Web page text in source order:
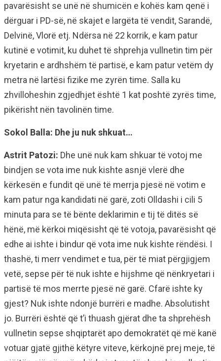
pavarësisht se unë në shumicën e kohës kam qenë i
dërguar i PD-së, në skajet e largëta të vendit, Sarandë,
Delvinë, Vlorë etj. Ndërsa në 22 korrik, e kam patur
kutinë e votimit, ku duhet të shprehja vullnetin tim për
kryetarin e ardhshëm të partisë, e kam patur vetëm dy
metra në lartësi fizike me zyrën time. Salla ku
zhvilloheshin zgjedhjet është 1 kat poshtë zyrës time,
pikërisht nën tavolinën time.
Sokol Balla: Dhe ju nuk shkuat…
Astrit Patozi: Dhe unë nuk kam shkuar të votoj me
bindjen se vota ime nuk kishte asnjë vlerë dhe
kërkesën e fundit që unë të merrja pjesë në votim e
kam patur nga kandidati në garë, zoti Olldashi i cili 5
minuta para se të bënte deklarimin e tij të ditës së
hënë, më kërkoi miqësisht që të votoja, pavarësisht që
edhe ai ishte i bindur që vota ime nuk kishte rëndësi. I
thashë, ti merr vendimet e tua, për të miat përgjigjem
vetë, sepse për të nuk ishte e hijshme që nënkryetari i
partisë të mos merrte pjesë në garë. Cfarë ishte ky
gjest? Nuk ishte ndonjë burrëri e madhe. Absolutisht
jo. Burrëri është që t’i thuash gjërat dhe ta shprehësh
vullnetin sepse shqiptarët apo demokratët që më kanë
votuar gjatë gjithë këtyre viteve, kërkojnë prej meje, të